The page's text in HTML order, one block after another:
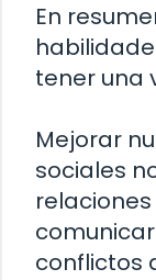
En
tener una
Mejorar
sociales
conflictos